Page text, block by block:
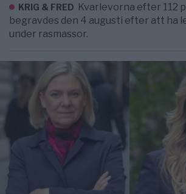
KRIG & FRED Kvarlevorna efter 112
begravdes den 4 augusti efter att ha
under rasmassor.